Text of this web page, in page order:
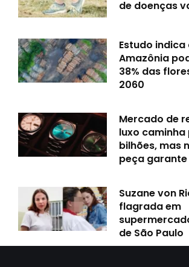
de doenças
Estudo indica
Amazônia
38% das
2060
Mercado de
luxo caminha
bilhões, mas
peça
Suzane von
flagrada em
de São Paulo